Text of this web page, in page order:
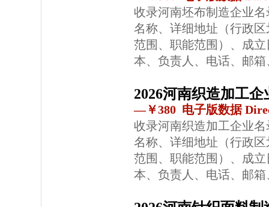
收录河南坯布制造企业
名称、详细地址（行政
范围、职能范围）、成
本、负责人、电话、邮
2026河南织造加工企
—￥380 电子版数据
收录河南织造加工企业
名称、详细地址（行政
范围、职能范围）、成
本、负责人、电话、邮